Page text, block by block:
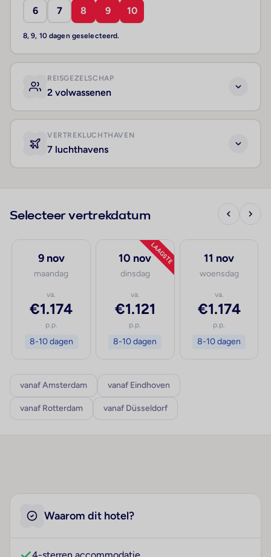
6 7 8 9 10
8, 9, 10 dagen geselecteerd.
REISGEZELSCHAP
2 volwassenen
VERTREKLUCHTHAVEN
7 luchthavens
Selecteer vertrekdatum
9 nov
maandag
va.
€1.174
p.p.
8-10 dagen
LAAGSTE
10 nov
dinsdag
va.
€1.121
p.p.
8-10 dagen
11 nov
woensdag
va.
€1.174
p.p.
8-10 dagen
vanaf Amsterdam vanaf Eindhoven
vanaf Rotterdam vanaf Düsseldorf
Waarom dit hotel?